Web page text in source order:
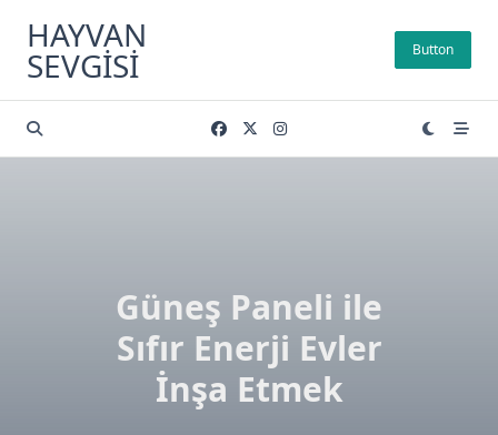
content
HAYVAN
SEVGISI Button
Güneş Paneli ile
Sıfır Enerji Evler
İnşa Etmek